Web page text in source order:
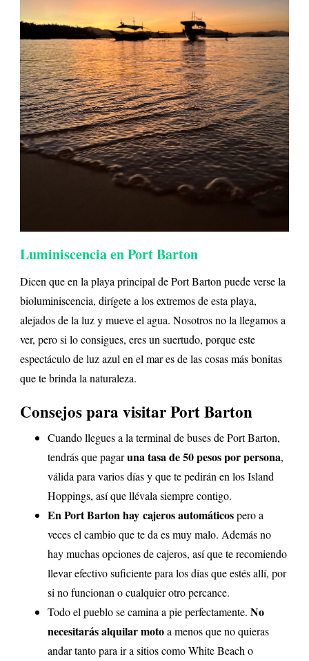
Luminiscencia en Port Barton
Dicen que en la playa principal de Port Barton puede verse la
bioluminiscencia, dirígete a los extremos de esta playa,
alejados de la luz y mueve el agua. Nosotros no la llegamos a
ver, pero si lo consigues, eres un suertudo, porque este
espectáculo de luz azul en el mar es de las cosas más bonitas
que te brinda la naturaleza.
Consejos para visitar Port Barton
Cuando llegues a la terminal de buses de Port Barton,
tendrás que pagaruna tasa de 50 pesos por persona,
válida para varios días y que te pedirán en los Island
Hoppings, así que llévala siempre contigo.
En Port Barton hay cajeros automáticospero a
veces el cambio que te da es muy malo. Además no
hay muchas opciones de cajeros, así que te recomiendo
llevar efectivo suficiente para los días que estés allí, por
si no funcionan o cualquier otro percance.
Todo el pueblo se camina a pie perfectamente. No
necesitarás alquilar motoa menos que no quieras
andar tanto para ir a sitios como White Beach o